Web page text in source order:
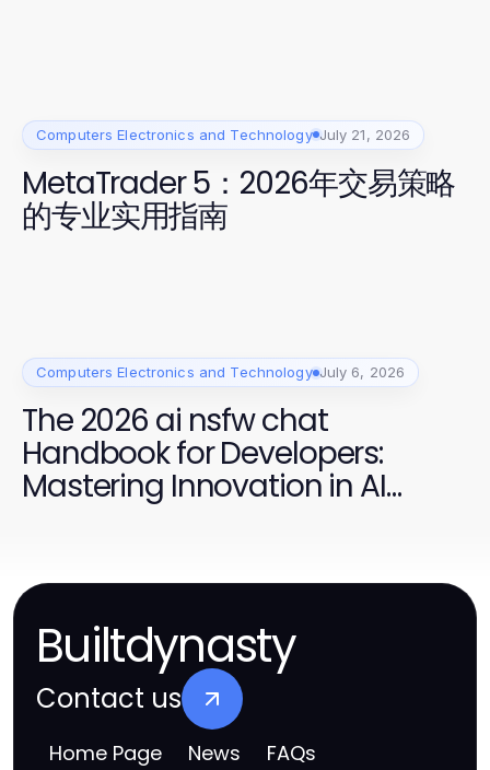
Computers Electronics and Technology July 21, 2026
MetaTrader 5：2026年交易策略
的专业实用指南
Computers Electronics and Technology July 6, 2026
The 2026 ai nsfw chat
Handbook for Developers:
Mastering Innovation in AI
Builtdynasty
Contact us
Home Page News FAQs